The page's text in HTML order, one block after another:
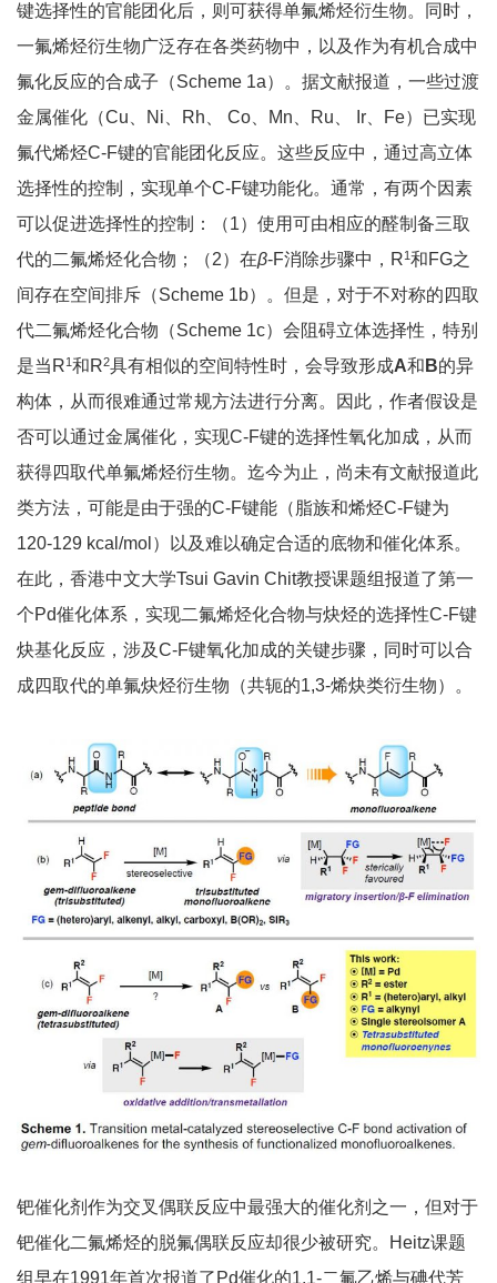
键选择性的官能团化后，则可获得单氟烯烃衍生物。同时，
一氟烯烃衍生物广泛存在各类药物中，以及作为有机合成中
氟化反应的合成子（Scheme 1a）。据文献报道，一些过渡
金属催化（Cu、Ni、Rh、 Co、Mn、Ru、 Ir、Fe）已实现
氟代烯烃C-F键的官能团化反应。这些反应中，通过高立体
选择性的控制，实现单个C-F键功能化。通常，有两个因素
可以促进选择性的控制：（1）使用可由相应的醛制备三取
代的二氟烯烃化合物；（2）在β-F消除步骤中，R1和FG之
间存在空间排斥（Scheme 1b）。但是，对于不对称的四取
代二氟烯烃化合物（Scheme 1c）会阻碍立体选择性，特别
是当R1和R2具有相似的空间特性时，会导致形成A和 B的异
构体，从而很难通过常规方法进行分离。因此，作者假设是
否可以通过金属催化，实现C-F键的选择性氧化加成，从而
获得四取代单氟烯烃衍生物。迄今为止，尚未有文献报道此
类方法，可能是由于强的C-F键能（脂族和烯烃C-F键为
120-129 kcal/mol）以及难以确定合适的底物和催化体系。
在此，香港中文大学Tsui Gavin Chit教授课题组报道了第一
个Pd催化体系，实现二氟烯烃化合物与炔烃的选择性C-F键
炔基化反应，涉及C-F键氧化加成的关键步骤，同时可以合
成四取代的单氟炔烃衍生物（共轭的1,3-烯炔类衍生物）。
钯催化剂作为交叉偶联反应中最强大的催化剂之一，但对于
钯催化二氟烯烃的脱氟偶联反应却很少被研究。Heitz课题
组早在1991年首次报道了Pd催化的1,1-二氟乙烯与碘代芳